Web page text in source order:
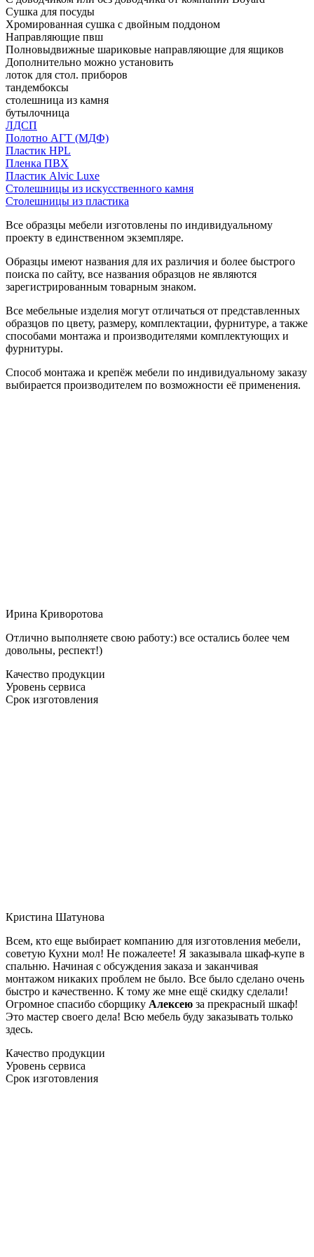
Сушка для посуды
Хромированная сушка с двойным поддоном
Направляющие пвш
Полновыдвижные шариковые направляющие для ящиков
Дополнительно можно установить
лоток для стол. приборов
тандембоксы
столешница из камня
бутылочница
ЛДСП
Полотно АГТ (МДФ)
Пластик HPL
Пленка ПВХ
Пластик Alvic Luxe
Столешницы из искусственного камня
Столешницы из пластика
Все образцы мебели изготовлены по индивидуальному
проекту в единственном экземпляре.
Образцы имеют названия для их различия и более быстрого
поиска по сайту, все названия образцов не являются
зарегистрированным товарным знаком.
Все мебельные изделия могут отличаться от представленных
образцов по цвету, размеру, комплектации, фурнитуре, а также
способами монтажа и производителями комплектующих и
фурнитуры.
Способ монтажа и крепёж мебели по индивидуальному заказу
выбирается производителем по возможности её применения.
Ирина Криворотова
Отлично выполняете свою работу:) все остались более чем
довольны, респект!)
Качество продукции
Уровень сервиса
Срок изготовления
Кристина Шатунова
Всем, кто еще выбирает компанию для изготовления мебели,
советую Кухни мол! Не пожалеете! Я заказывала шкаф-купе в
спальню. Начиная с обсуждения заказа и заканчивая
монтажом никаких проблем не было. Все было сделано очень
быстро и качественно. К тому же мне ещё скидку сделали!
Огромное спасибо сборщику Алексею за прекрасный шкаф!
Это мастер своего дела! Всю мебель буду заказывать только
здесь.
Качество продукции
Уровень сервиса
Срок изготовления